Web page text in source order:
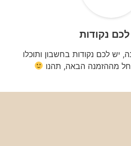
נקודות
יש לכם נקודות בחשבון ותוכלו
מההזמנה הבאה, תהנו